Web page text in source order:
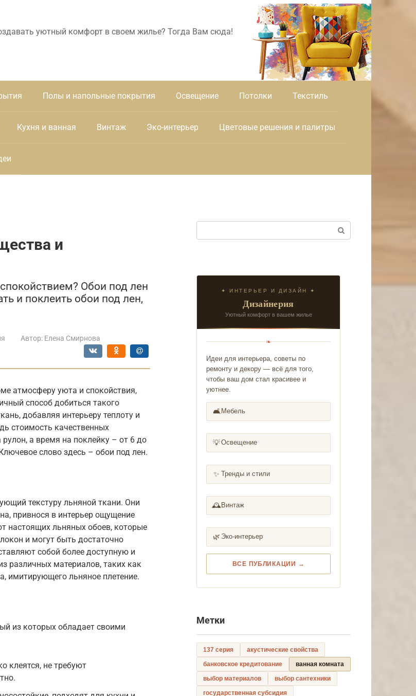
уютный комфорт в своем жилье? Тогда Вам сюда!
Полы и напольные покрытия Освещение Потолки Текстиль
Кухня и ванная Винтаж Эко-интерьер Цветовые решения и палитры
и
Обои под лен
и поклеить обои под лен,
Автор: Елена Смирнова
атмосферу уюта и спокойствия,
способ добиться такого
добавляя интерьеру теплоту и
стоимость качественных
а время на поклейку – от 6 до
слово здесь – обои под лен.
текстуру льняной ткани. Они
привнося в интерьер ощущение
настоящих льняных обоев, которые
и могут быть достаточно
собой более доступную и
различных материалов, таких как
имитирующего льняное плетение.
из которых обладает своими
клеятся, не требуют
✦ ИНТЕРЬЕР И ДИЗАЙН ✦
Дизайнерия
Уютный комфорт в вашем жилье
❧
Идеи для интерьера, советы по
ремонту и декору — всё для того,
чтобы ваш дом стал красивее и
уютнее.
🛋️ Мебель
💡Освещение
✨ Тренды и стили
🕰️ Винтаж
🌿 Эко-интерьер
ВСЕ ПУБЛИКАЦИИ →
Метки
137 серия
акустические свойства
банковское кредитование
ванная комната
выбор материалов
выбор сантехники
государственная субсидия